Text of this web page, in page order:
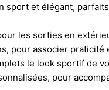
sport et élégant,
les sorties en
pour associer praticité
le look sportif de
pour